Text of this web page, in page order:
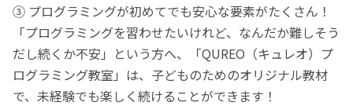
③ プログラミングが初めてでも安心な要素がたくさん！
「プログラミングを習わせたいけれど、なんだか難しそう
だし続くか不安」という方へ、「QUREO（キュレオ）プ
ログラミング教室」は、子どものためのオリジナル教材
で、未経験でも楽しく続けることができます！